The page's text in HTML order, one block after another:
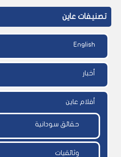
تصنيفات عاين
English
أخبار
أفلام عاين
حقائق سودانية
وثائقيات